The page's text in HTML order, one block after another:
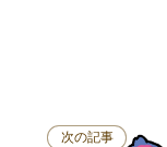
次の記事